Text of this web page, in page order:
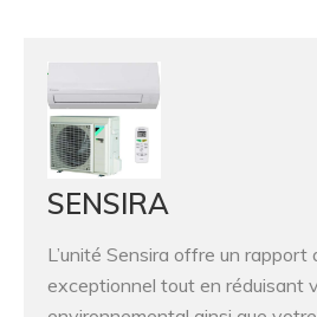
SENSIRA
L’unité Sensira offre un rapport
exceptionnel tout en réduisant